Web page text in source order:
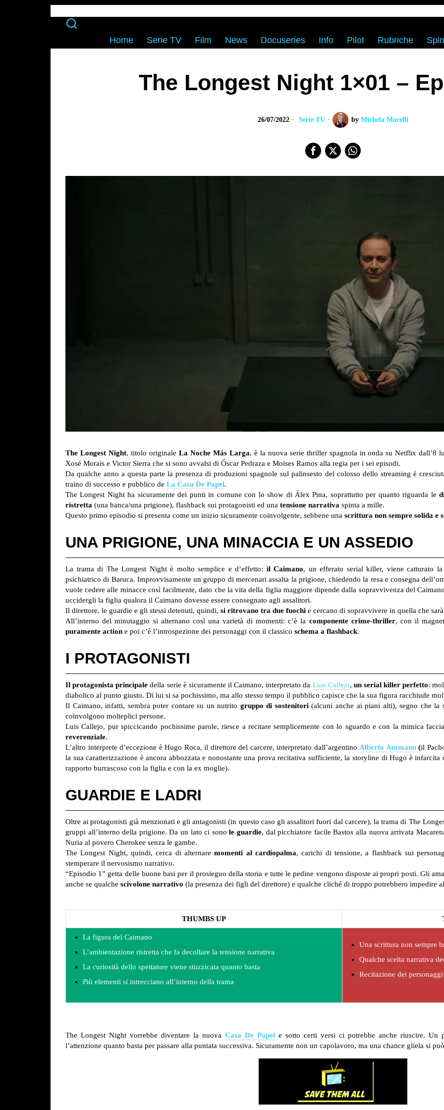
Home Serie TV Film News Docuseries Info Pilot Rubriche
The Longest Night 1×01 –
26/07/2022 Serie TV by Michela Morelli
The Longest Night, titolo originale La Noche Más Larga, è la nuova serie thriller spagnola in onda su Netflix dall’8
Xosé Morais e Victor Sierra che si sono avvalsi di Óscar Pedraza e Moises Ramos alla regia per i sei episodi.
Da qualche anno a questa parte la presenza di produzioni spagnole sul palinsesto del colosso dello streaming è
traino di successo e pubblico de La Casa De Papel.
The Longest Night ha sicuramente dei punti in comune con lo show di Álex Pina, soprattutto per quanto riguarda le
ristretta (una banca/una prigione), flashback sui protagonisti ed una tensione narrativa spinta a mille.
Questo primo episodio si presenta come un inizio sicuramente coinvolgente, sebbene una scrittura non sempre solida e
UNA PRIGIONE, UNA MINACCIA E UN ASSEDIO
La trama di The Longest Night è molto semplice e d’effetto: il Caimano, un efferato serial killer, viene catturato
psichiatrico di Baruca. Improvvisamente un gruppo di mercenari assalta la prigione, chiedendo la resa e consegna
vuole cedere alle minacce così facilmente, dato che la vita della figlia maggiore dipende dalla sopravvivenza del
uccidergli la figlia qualora il Caimano dovesse essere consegnato agli assalitori.
Il direttore, le guardie e gli stessi detenuti, quindi, si ritrovano tra due fuochi e cercano di sopravvivere in quella che
All’interno del minutaggio si alternano così una varietà di momenti: c’è la componente crime-thriller, con il
puramente action e poi c’è l’introspezione dei personaggi con il classico schema a flashback.
I PROTAGONISTI
Il protagonista principale della serie è sicuramente il Caimano, interpretato da Luis Callejo, un serial killer perfetto:
diabolico al punto giusto. Di lui si sa pochissimo, ma allo stesso tempo il pubblico capisce che la sua figura racchiude
Il Caimano, infatti, sembra poter contare su un nutrito gruppo di sostenitori(alcuni anche ai piani alti), segno che la
coinvolgono molteplici persone.
Luis Callejo, pur spiccicando pochissime parole, riesce a recitare semplicemente con lo sguardo e con la mimica
reverenziale.
L’altro interprete d’eccezione è Hugo Roca, il direttore del carcere, interpretato dall’argentinoAlberto Ammann(il
la sua caratterizzazione è ancora abbozzata e nonostante una prova recitativa sufficiente, la storyline di Hugo è
rapporto burrascoso con la figlia e con la ex moglie).
GUARDIE E LADRI
Oltre ai protagonisti già menzionati e gli antagonisti (in questo caso gli assalitori fuori dal carcere), la trama di The
gruppi all’interno della prigione. Da un lato ci sonole guardie, dal picchiatore facile Bastos alla nuova arrivata
Nuria al povero Cherokee senza le gambe.
The Longest Night, quindi, cerca di alternaremomenti al cardiopalma, carichi di tensione, a flashback sui
stemperare il nervosismo narrativo.
“Episodio 1” getta delle buone basi per il prosieguo della storia e tutte le pedine vengono disposte ai propri posti. Gli
anche se qualche scivolone narrativo (la presenza dei figli del direttore) e qualche cliché di troppo potrebbero impedire
THUMBS UP
La figura del Caimano
L’ambientazione ristretta che fa decollare la tensione narrativa
La curiosità dello spettatore viene stuzzicata quanto basta
Più elementi si intrecciano all’interno della trama
Una scrittura non sempre
Qualche scelta narrativa
Recitazione dei
The Longest Night vorrebbe diventare la nuova Casa De Papel e sotto certi versi ci potrebbe anche riuscire. Un
l’attenzione quanto basta per passare alla puntata successiva. Sicuramente non un capolavoro, ma una chance gliela si